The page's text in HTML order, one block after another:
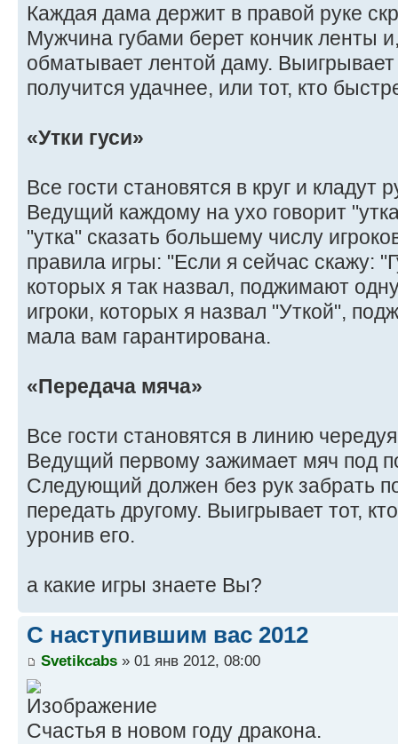
Каждая дама держит в правой руке
Мужчина губами берет кончик ленты
обматывает лентой даму. Выигрывает
получится удачнее, или тот, кто
«Утки гуси»
Все гости становятся в круг и кладут
Ведущий каждому на ухо говорит
"утка" сказать большему числу
правила игры: "Если я сейчас скажу:
которых я так назвал, поджимают
игроки, которых я назвал "Уткой",
мала вам гарантирована.
«Передача мяча»
Все гости становятся в линию
Ведущий первому зажимает мяч под
Следующий должен без рук забрать
передать другому. Выигрывает тот,
уронив его.
а какие игры знаете Вы?
С наступившим вас 2012
Svetikcabs » 01 янв 2012, 08:00
Счастья в новом году дракона.